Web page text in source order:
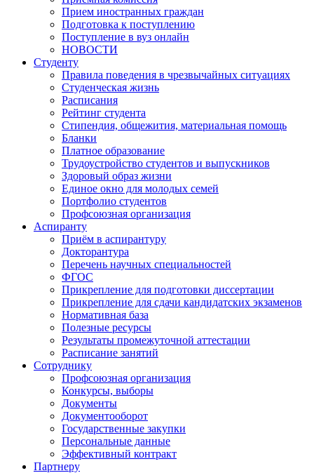
Прием иностранных граждан
Подготовка к поступлению
Поступление в вуз онлайн
НОВОСТИ
Студенту
Правила поведения в чрезвычайных ситуациях
Студенческая жизнь
Расписания
Рейтинг студента
Стипендия, общежития, материальная помощь
Бланки
Платное образование
Трудоустройство студентов и выпускников
Здоровый образ жизни
Единое окно для молодых семей
Портфолио студентов
Профсоюзная организация
Аспиранту
Приём в аспирантуру
Докторантура
Перечень научных специальностей
ФГОС
Прикрепление для подготовки диссертации
Прикрепление для сдачи кандидатских экзаменов
Нормативная база
Полезные ресурсы
Результаты промежуточной аттестации
Расписание занятий
Сотруднику
Профсоюзная организация
Конкурсы, выборы
Документы
Документооборот
Государственные закупки
Персональные данные
Эффективный контракт
Партнеру